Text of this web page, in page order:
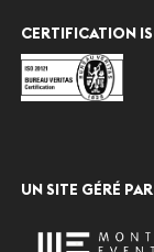
CERTIFICATION
UN SITE GÉRÉ